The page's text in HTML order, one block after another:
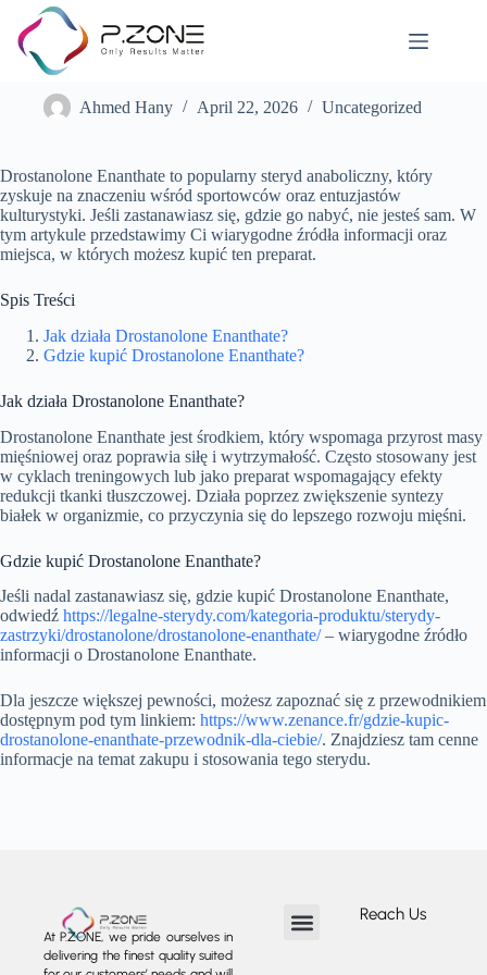
Gdzie kupić Drostanolone Enanthate: Przewodnik dla Ciebie
Ahmed Hany April 22, 2026 Uncategorized
Drostanolone Enanthate to popularny steryd anaboliczny, który
zyskuje na znaczeniu wśród sportowców oraz entuzjastów
kulturystyki. Jeśli zastanawiasz się, gdzie go nabyć, nie jesteś sam. W
tym artykule przedstawimy Ci wiarygodne źródła informacji oraz
miejsca, w których możesz kupić ten preparat.
Spis Treści
Jak działa Drostanolone Enanthate?
Gdzie kupić Drostanolone Enanthate?
Jak działa Drostanolone Enanthate?
Drostanolone Enanthate jest środkiem, który wspomaga przyrost masy
mięśniowej oraz poprawia siłę i wytrzymałość. Często stosowany jest
w cyklach treningowych lub jako preparat wspomagający efekty
redukcji tkanki tłuszczowej. Działa poprzez zwiększenie syntezy
białek w organizmie, co przyczynia się do lepszego rozwoju mięśni.
Gdzie kupić Drostanolone Enanthate?
Jeśli nadal zastanawiasz się, gdzie kupić Drostanolone Enanthate,
odwiedź https://legalne-sterydy.com/kategoria-produktu/sterydy-
zastrzyki/drostanolone/drostanolone-enanthate/– wiarygodne źródło
informacji o Drostanolone Enanthate.
Dla jeszcze większej pewności, możesz zapoznać się z przewodnikiem
dostępnym pod tym linkiem: https://www.zenance.fr/gdzie-kupic-
drostanolone-enanthate-przewodnik-dla-ciebie/. Znajdziesz tam cenne
informacje na temat zakupu i stosowania tego sterydu.
At P.ZONE, we pride ourselves in
delivering the finest quality suited
Reach Us